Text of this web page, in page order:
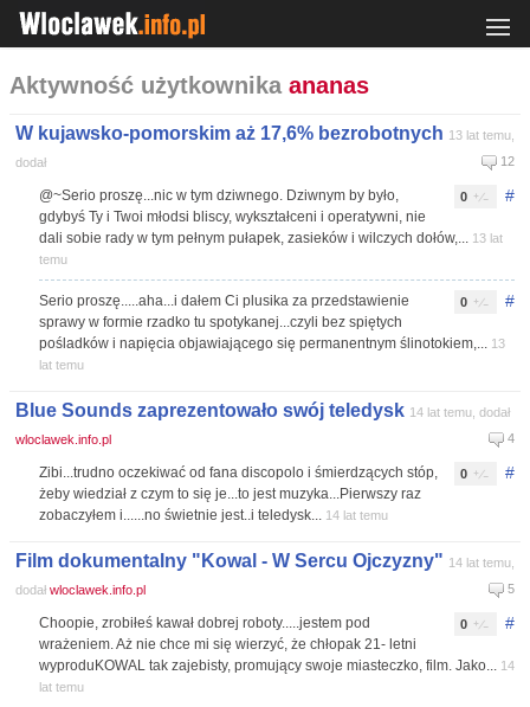
Aktywność użytkownika ananas
W kujawsko-pomorskim aż 17,6% bezrobotnych 13 lat temu,
dodał
12
#
0
@~Serio proszę...nic w tym dziwnego. Dziwnym by było,
gdybyś Ty i Twoi młodsi bliscy, wykształceni i operatywni, nie
dali sobie rady w tym pełnym pułapek, zasieków i wilczych dołów,... 13 lat
temu
#
0
Serio proszę.....aha...i dałem Ci plusika za przedstawienie
sprawy w formie rzadko tu spotykanej...czyli bez spiętych
pośladków i napięcia objawiającego się permanentnym ślinotokiem,... 13
lat temu
Blue Sounds zaprezentowało swój teledysk 14 lat temu, dodał
wloclawek.info.pl
4
#
0
Zibi...trudno oczekiwać od fana discopolo i śmierdzących stóp,
żeby wiedział z czym to się je...to jest muzyka...Pierwszy raz
zobaczyłem i......no świetnie jest..i teledysk... 14 lat temu
Film dokumentalny "Kowal - W Sercu Ojczyzny" 14 lat temu,
dodał wloclawek.info.pl 5
#
0
Choopie, zrobiłeś kawał dobrej roboty.....jestem pod
wrażeniem. Aż nie chce mi się wierzyć, że chłopak 21- letni
wyproduKOWAL tak zajebisty, promujący swoje miasteczko, film. Jako... 14
lat temu